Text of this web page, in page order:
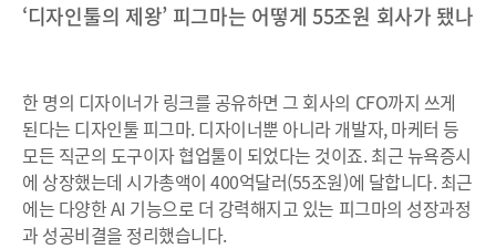
‘디자인툴의 제왕’ 피그마는 어떻게 55조원 회사가 됐나
한 명의 디자이너가 링크를 공유하면 그 회사의 CFO까지 쓰게
된다는 디자인툴 피그마. 디자이너뿐 아니라 개발자, 마케터 등
모든 직군의 도구이자 협업툴이 되었다는 것이죠. 최근 뉴욕증시
에 상장했는데 시가총액이 400억달러(55조원)에 달합니다. 최근
에는 다양한 AI 기능으로 더 강력해지고 있는 피그마의 성장과정
과 성공비결을 정리했습니다.